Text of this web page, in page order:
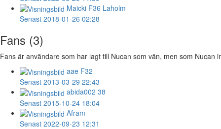
Maicki F36 Laholm
Senast 2018-01-26 02:28
Fans (3)
Fans är användare som har lagt till Nucan som vän, men som Nucan
aae F32
Senast 2013-03-29 22:43
abida002 38
Senast 2015-10-24 18:04
Afram
Senast 2022-09-23 12:31